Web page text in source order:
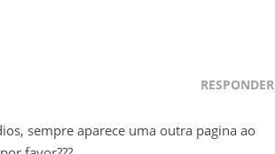
RESPONDER
sempre aparece uma outra pagina ao